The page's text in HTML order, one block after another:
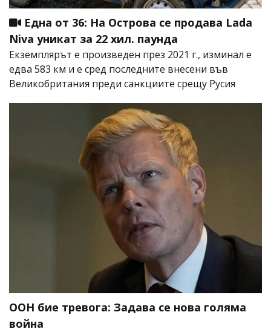
Една от 36: На Острова се продава Lada
Niva уникат за 22 хил. паунда
Екземплярът е произведен през 2021 г., изминал е
едва 583 км и е сред последните внесени във
Великобритания преди санкциите срещу Русия
ООН бие тревога: Задава се нова голяма
война